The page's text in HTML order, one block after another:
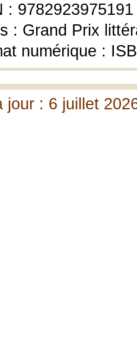
: 9782923975191
: Grand Prix
numérique :
jour : 6 juillet